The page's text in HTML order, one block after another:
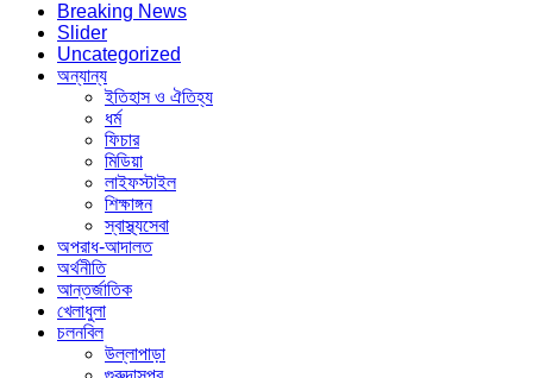
Breaking News
Slider
Uncategorized
অন্যান্য
ইতিহাস ও ঐতিহ্য
ধর্ম
ফিচার
মিডিয়া
লাইফস্টাইল
শিক্ষাঙ্গন
স্বাস্থ্যসেবা
অপরাধ-আদালত
অর্থনীতি
আন্তর্জাতিক
খেলাধুলা
চলনবিল
উল্লাপাড়া